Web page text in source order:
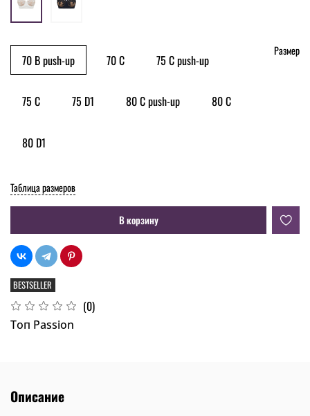
BESTSELLER
Топ Passion
(0)
Таблица размеров
В корзину
Размер
70 B push-up 70 C 75 C push-up
75 C 75 D1 80 C push-up 80 C
80 D1
Описание